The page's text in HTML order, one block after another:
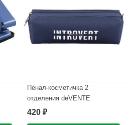
Пенал-косметичка 2
отделения deVENTE
Интроверт (Introvert)
420 ₽